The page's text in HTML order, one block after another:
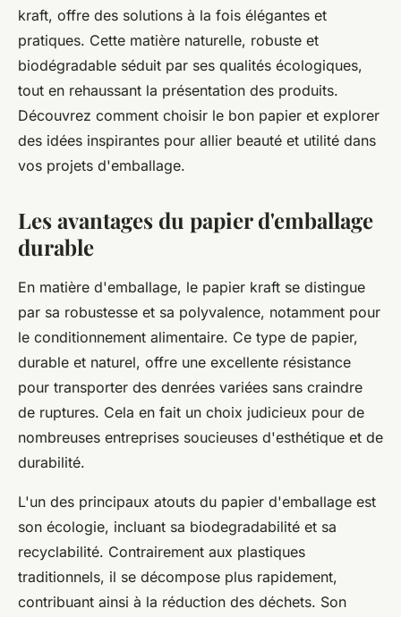
Ayden •27 décembre 2024• 3 min de lecture
kraft, offre des solutions à la fois élégantes et
pratiques. Cette matière naturelle, robuste et
biodégradable séduit par ses qualités écologiques,
tout en rehaussant la présentation des produits.
Découvrez comment choisir le bon papier et explorer
des idées inspirantes pour allier beauté et utilité dans
vos projets d'emballage.
Les avantages du papier d'emballage
durable
En matière d'emballage, le papier kraft se distingue
par sa robustesse et sa polyvalence, notamment pour
le conditionnement alimentaire. Ce type de papier,
durable et naturel, offre une excellente résistance
pour transporter des denrées variées sans craindre
de ruptures. Cela en fait un choix judicieux pour de
nombreuses entreprises soucieuses d'esthétique et de
durabilité.
L'un des principaux atouts du papier d'emballage est
son écologie, incluant sa biodegradabilité et sa
recyclabilité. Contrairement aux plastiques
traditionnels, il se décompose plus rapidement,
contribuant ainsi à la réduction des déchets. Son